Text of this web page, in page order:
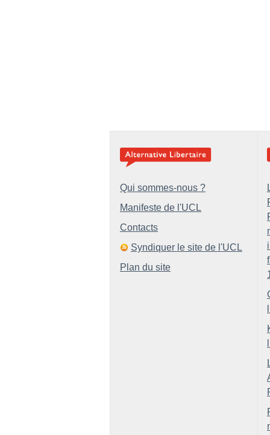
Qui sommes-nous ?
Manifeste de l'UCL
Contacts
Syndiquer le site de l'UCL
Plan du site